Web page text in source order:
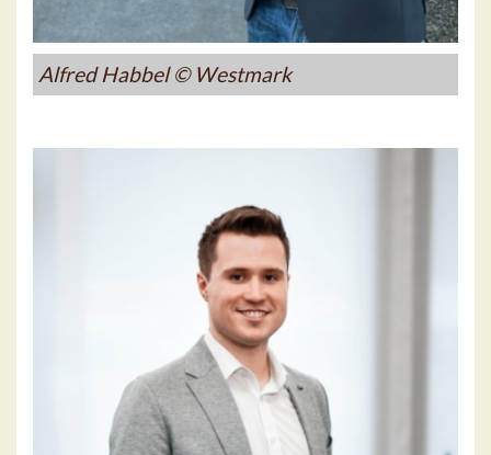
Alfred Habbel © Westmark